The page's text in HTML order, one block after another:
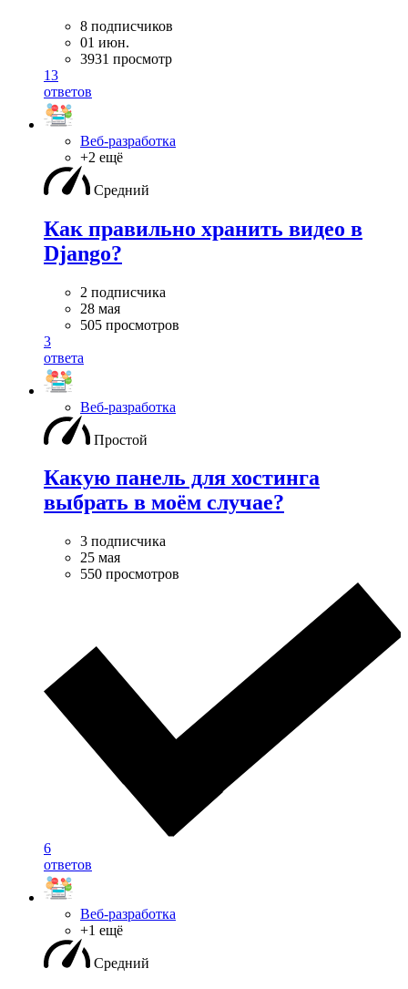
8 подписчиков
01 июн.
3931 просмотр
13
ответов
Веб-разработка
+2 ещё
Средний
Как правильно хранить видео в
Django?
2 подписчика
28 мая
505 просмотров
3
ответа
Веб-разработка
Простой
Какую панель для хостинга
выбрать в моём случае?
3 подписчика
25 мая
550 просмотров
6
ответов
Веб-разработка
+1 ещё
Средний